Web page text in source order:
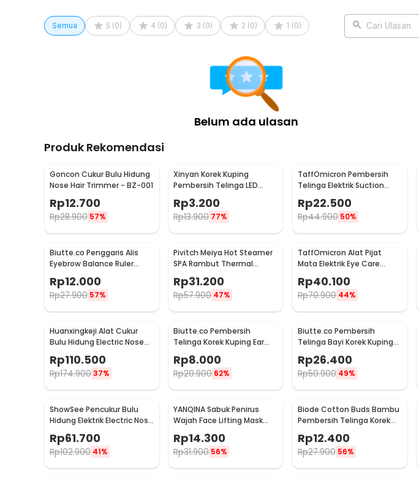
Kelengkapan Produk
1 x LANTHOME Pijat Hidung Magic Nose Shaper Clip Lifting - Lan10
Semua 5 (0) 4 (0) 3 (0) 2 (0) 1 (0) Cari Ulasan
Belum ada ulasan
Produk Rekomendasi
Goncon Cukur Bulu Hidung
Nose Hair Trimmer - BZ-001
Rp12.700
Rp28.900 57%
Xinyan Korek Kuping
Pembersih Telinga LED
Flashlight Earpick Clean -
XY3188
Rp3.200
Rp13.900 77%
TaffOmicron Pembersih
Telinga Elektrik Suction
842-1
Rp22.500
Rp44.900 50%
Biutte.co Penggaris Alis
Eyebrow Balance Ruler
Rp12.000
Rp27.900 57%
Pivitch Meiya Hot Steamer
SPA Rambut Thermal
Treatment Heated Cap -
YZK1-II
Rp31.200
Rp57.900 47%
TaffOmicron Alat Pijat
Mata Elektrik Eye Care
Rp40.100
Rp70.900 44%
Huanxingkeji Alat Cukur
Bulu Hidung Electric Nose
Rp110.500
Rp174.900 37%
Biutte.co Pembersih
Telinga Korek Kuping Ear
Wax Picker 7 PCS - JC7
Rp8.000
Rp20.900 62%
Biutte.co Pembersih
Telinga Bayi Korek Kuping
with Light - 0ZJX9
Rp26.400
Rp50.900 49%
ShowSee Pencukur Bulu
Hidung Elektrik Electric Nose
Trimmer - C1-BK
Rp61.700
Rp102.900 41%
YANQINA Sabuk Penirus
Wajah Face Lifting Mask
Anti Wrinkle Belt - TZ19
Rp14.300
Rp31.900 56%
Biode Cotton Buds Bambu
Pembersih Telinga Korek
Rp12.400
Rp27.900 56%